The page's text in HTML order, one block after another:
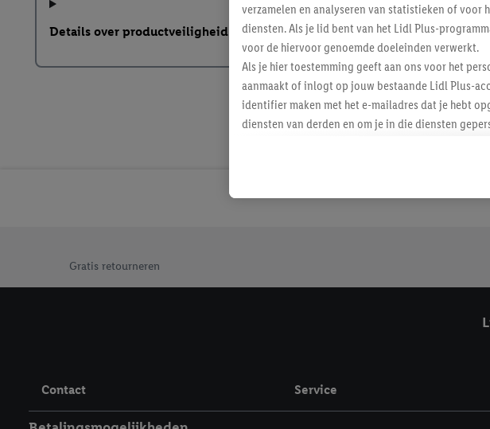
Details over productveiligheid
Gratis retourneren
Contact Service
verzamelen en analyseren van statistieken of
diensten. Als je lid bent van het Lidl Plus-
voor de hiervoor genoemde doeleinden verwerkt.
Als je hier toestemming geeft aan ons voor het
aanmaakt of inlogt op jouw bestaande Lidl Plus-
identifier maken met het e-mailadres dat je hebt
diensten van derden en om je in die diensten
Als je hiervoor toestemming geeft, dan kunnen
eerder interesse hebt getoond (bijvoorbeeld door
verwerkingsdoeleinden je instemt. Verder kan je
Door te klikken op "Weigeren", kies je voor de
inclusief over de opslagperiode van de gegevens
trekken, vind je in onzeprivacyverklaring.Je vindt